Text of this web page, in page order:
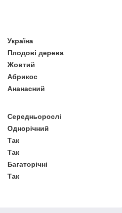
Україна
Плодові дерева
Жовтий
Абрикос
Ананасний
Середньорослі
Однорічний
Так
Так
Багаторічні
Так